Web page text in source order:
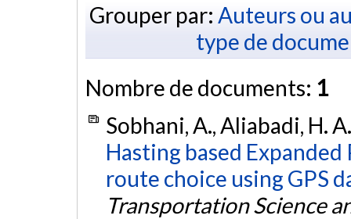
Grouper par: Auteurs ou
type de
Nombre de documents: 1
Sobhani, A., Aliabadi, H.
Hasting based
route choice using GPS
Transportation Science